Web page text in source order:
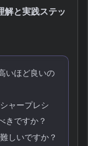
解と実践ステッ
いほど良いの
ャープレシ
きですか？
しいですか？